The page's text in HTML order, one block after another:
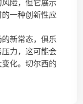
险，但它展示
一种创新性应
新常态，俱乐
力，这可能会
化。切尔西的